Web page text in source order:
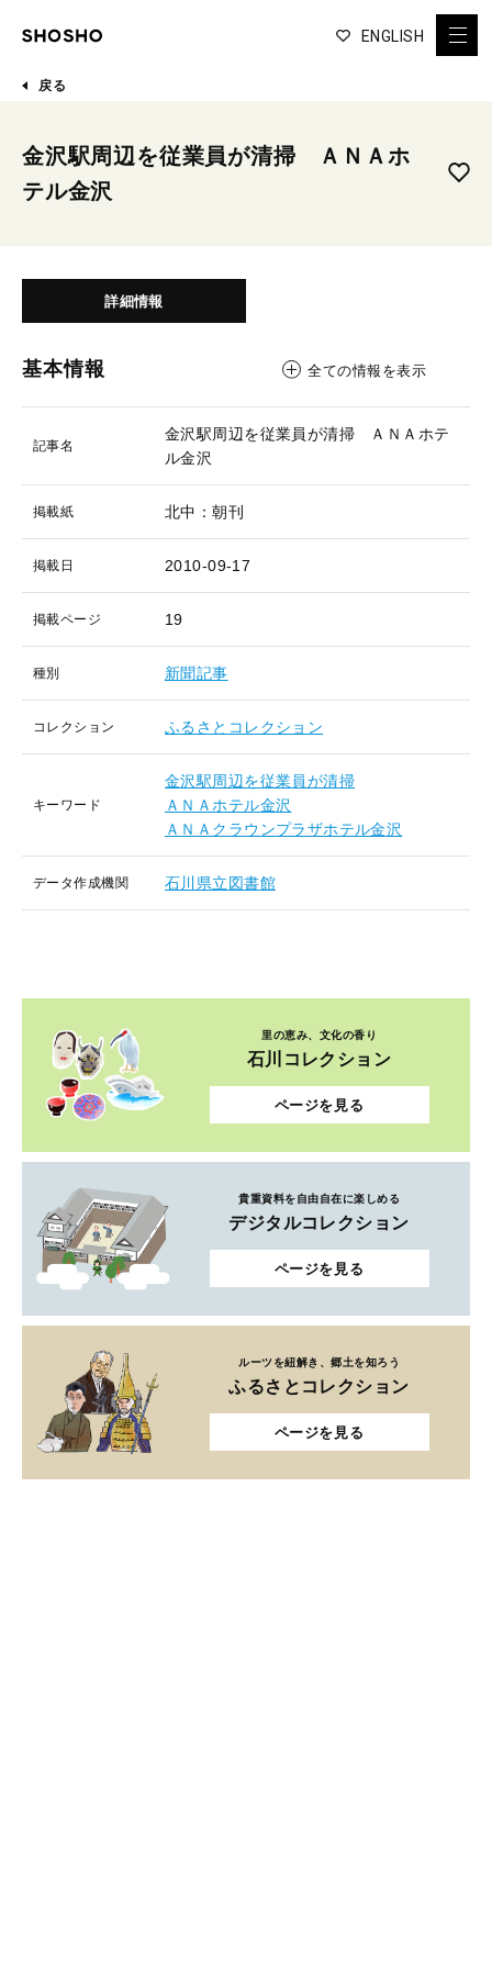
ENGLISH
戻る
金沢駅周辺を従業員が清掃 ＡＮＡホ
テル金沢
詳細情報
基本情報 全ての情報を表示
記事名
金沢駅周辺を従業員が清掃 ＡＮＡホテ
ル金沢
掲載紙 北中：朝刊
掲載日 2010-09-17
掲載ページ 19
種別 新聞記事
コレクション ふるさとコレクション
キーワード
金沢駅周辺を従業員が清掃
ＡＮＡホテル金沢
ＡＮＡクラウンプラザホテル金沢
データ作成機関 石川県立図書館
里の恵み、文化の香り
石川コレクション
ページを見る
貴重資料を自由自在に楽しめる
デジタルコレクション
ページを見る
ルーツを紐解き、郷土を知ろう
ふるさとコレクション
ページを見る